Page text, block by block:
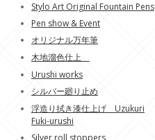
Stylo Art Original Fountain Pens
Pen show & Event
オリジナル万年筆
木地溜色仕上
Urushi works
シルバー廻り止め
浮造り拭き漆仕上げ Uzukuri
Fuki-urushi
Silver roll stoppers